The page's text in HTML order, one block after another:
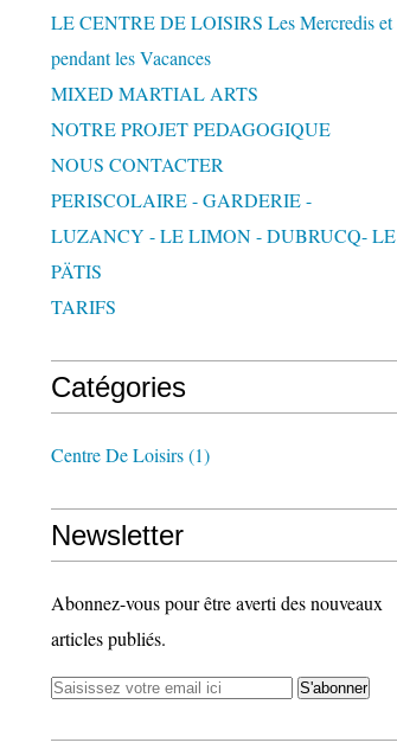
LE CENTRE DE LOISIRS Les Mercredis et
pendant les Vacances
MIXED MARTIAL ARTS
NOTRE PROJET PEDAGOGIQUE
NOUS CONTACTER
PERISCOLAIRE - GARDERIE -
LUZANCY - LE LIMON - DUBRUCQ- LE
PÄTIS
TARIFS
Catégories
Centre De Loisirs(1)
Newsletter
Abonnez-vous pour être averti des nouveaux
articles publiés.